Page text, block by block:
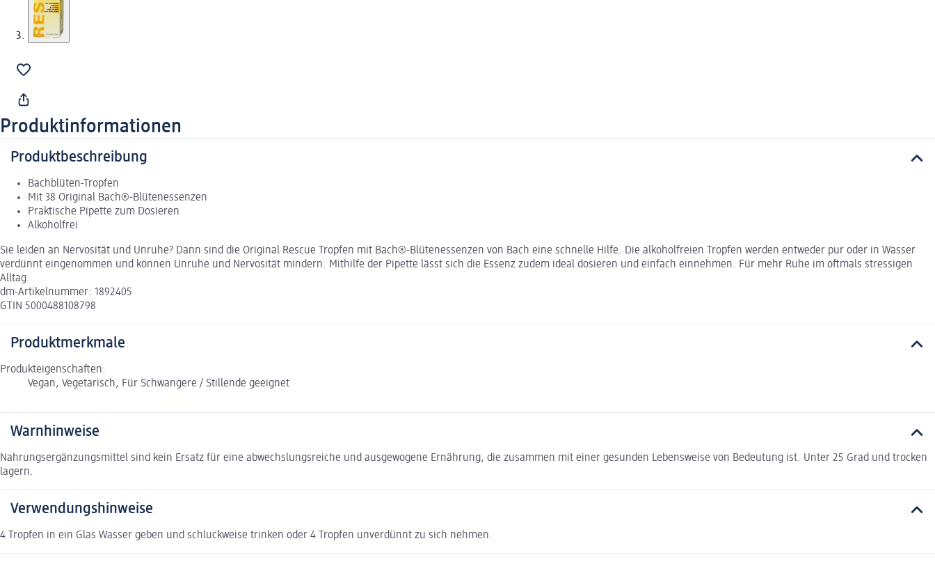
Produktinformationen
Produktbeschreibung
Bachblüten-Tropfen
Mit 38 Original Bach®-Blütenessenzen
Praktische Pipette zum Dosieren
Alkoholfrei
Sie leiden an Nervosität und Unruhe? Dann sind die Original Rescue Tropfen mit Bach®-Blütenessenzen von Bach eine schnelle Hilfe. Die alkoholfreien Tropfen werden entweder pur oder in Wasser
verdünnt eingenommen und können Unruhe und Nervosität mindern. Mithilfe der Pipette lässt sich die Essenz zudem ideal dosieren und einfach einnehmen. Für mehr Ruhe im oftmals stressigen
Alltag.
dm-Artikelnummer: 1892405
GTIN 5000488108798
Produktmerkmale
Produkteigenschaften:
Vegan, Vegetarisch, Für Schwangere / Stillende geeignet
Warnhinweise
Nahrungsergänzungsmittel sind kein Ersatz für eine abwechslungsreiche und ausgewogene Ernährung, die zusammen mit einer gesunden Lebensweise von Bedeutung ist. Unter 25 Grad und trocken
lagern.
Verwendungshinweise
4 Tropfen in ein Glas Wasser geben und schluckweise trinken oder 4 Tropfen unverdünnt zu sich nehmen.